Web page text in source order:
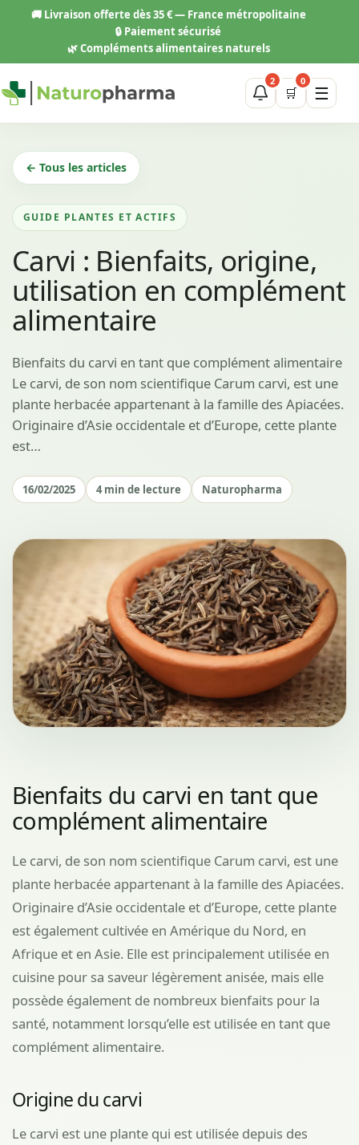
🚚 Livraison offerte dès 35 € — France métropolitaine
🔒 Paiement sécurisé
🌿 Compléments alimentaires naturels
2
🛒
0
☰
← Tous les articles
GUIDE PLANTES ET ACTIFS
Carvi : Bienfaits, origine,
utilisation en complément
alimentaire
Bienfaits du carvi en tant que complément alimentaire
Le carvi, de son nom scientifique Carum carvi, est une
plante herbacée appartenant à la famille des Apiacées.
Originaire d’Asie occidentale et d’Europe, cette plante
est…
16/02/2025 4 min de lecture Naturopharma
Bienfaits du carvi en tant que
complément alimentaire
Le carvi, de son nom scientifique Carum carvi, est une
plante herbacée appartenant à la famille des Apiacées.
Originaire d’Asie occidentale et d’Europe, cette plante
est également cultivée en Amérique du Nord, en
Afrique et en Asie. Elle est principalement utilisée en
cuisine pour sa saveur légèrement anisée, mais elle
possède également de nombreux bienfaits pour la
santé, notamment lorsqu’elle est utilisée en tant que
complément alimentaire.
Origine du carvi
Le carvi est une plante qui est utilisée depuis des